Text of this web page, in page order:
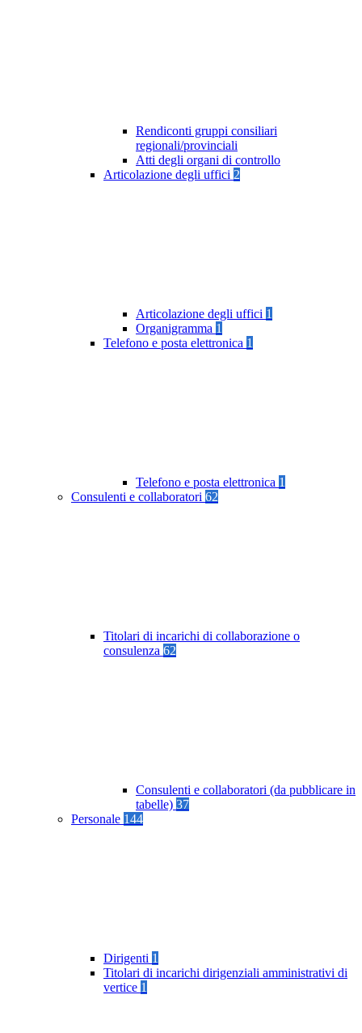
Rendiconti gruppi consiliari
regionali/provinciali
Atti degli organi di controllo
Articolazione degli uffici 2
Articolazione degli uffici 1
Organigramma 1
Telefono e posta elettronica 1
Telefono e posta elettronica 1
Consulenti e collaboratori 62
Titolari di incarichi di collaborazione o
consulenza 62
Consulenti e collaboratori (da pubblicare in
tabelle) 37
Personale 144
Dirigenti 1
Titolari di incarichi dirigenziali amministrativi di
vertice 1